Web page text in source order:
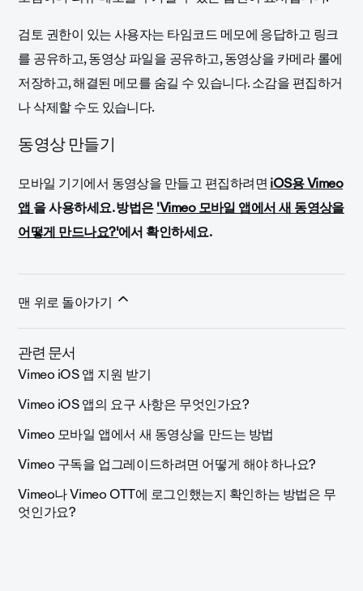
검토 권한이 있는 사용자는 타임코드 메모에 응답하고 링크
를 공유하고, 동영상 파일을 공유하고, 동영상을 카메라 롤에
저장하고, 해결된 메모를 숨길 수 있습니다. 소감을 편집하거
나 삭제할 수도 있습니다.
동영상 만들기
모바일 기기에서 동영상을 만들고 편집하려면iOS용 Vimeo
앱을 사용하세요. 방법은'Vimeo 모바일 앱에서 새 동영상을
어떻게 만드나요?'에서 확인하세요.
맨 위로 돌아가기
관련 문서
Vimeo iOS 앱 지원 받기
Vimeo iOS 앱의 요구 사항은 무엇인가요?
Vimeo 모바일 앱에서 새 동영상을 만드는 방법
Vimeo 구독을 업그레이드하려면 어떻게 해야 하나요?
Vimeo나 Vimeo OTT에 로그인했는지 확인하는 방법은 무
엇인가요?